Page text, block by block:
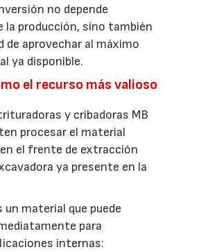
no depende
la producción, sino también
de aprovechar al máximo
ya disponible.
el recurso más valioso
y cribadoras MB
procesar el material
el frente de extracción
ya presente en la
un material que puede
para
internas: